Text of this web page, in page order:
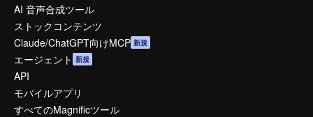
AI 音声合成ツール
ストックコンテンツ
Claude/ChatGPT向けMCP 新規
エージェント 新規
API
モバイルアプリ
すべてのMagnificツール